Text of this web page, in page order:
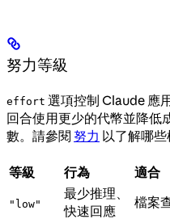
努力等級
effort 選項控制 Claude 應
回合使用更少的代幣並降低
數。請參閱 努力 以了解哪些
等級 行為 適合
"low"
最少推理、
快速回應
檔案